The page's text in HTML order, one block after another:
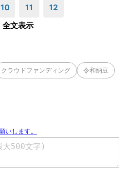
10 11
12
全文表示
クラウドファンディング 令和納豆